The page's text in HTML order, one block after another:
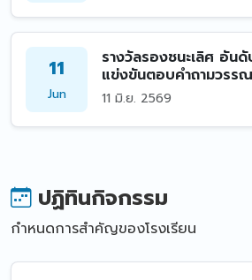
11
Jun
รางวัลรองชนะเลิศ อันดั
แข่งขันตอบคำถามวรร
11 มิ.ย. 2569
ปฏิทินกิจกรรม
กำหนดการสำคัญของโรงเรียน